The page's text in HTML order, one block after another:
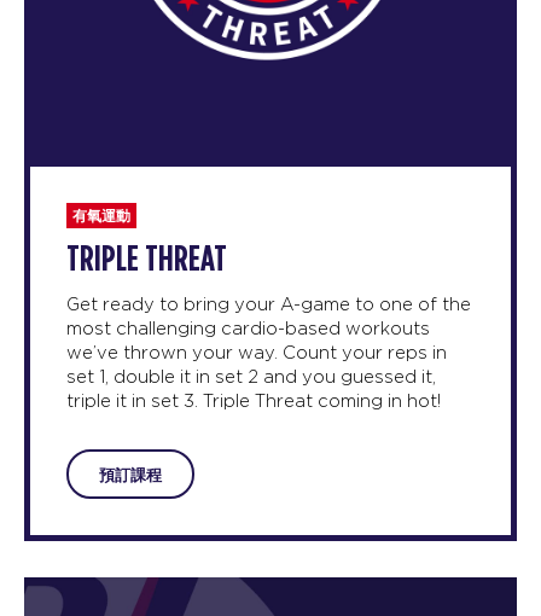
有氧運動
TRIPLE THREAT
Get ready to bring your A-game to one of the
most challenging cardio-based workouts
we’ve thrown your way. Count your reps in
set 1, double it in set 2 and you guessed it,
triple it in set 3. Triple Threat coming in hot!
預訂課程